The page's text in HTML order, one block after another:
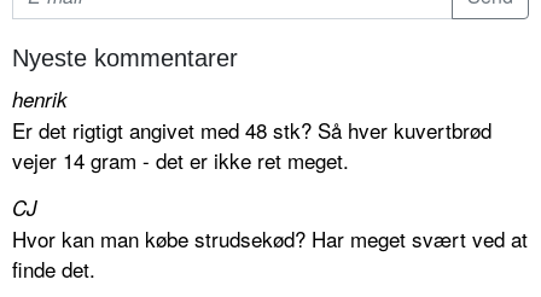
Nyeste kommentarer
henrik
Er det rigtigt angivet med 48 stk? Så hver kuvertbrød
vejer 14 gram - det er ikke ret meget.
CJ
Hvor kan man købe strudsekød? Har meget svært ved at
finde det.